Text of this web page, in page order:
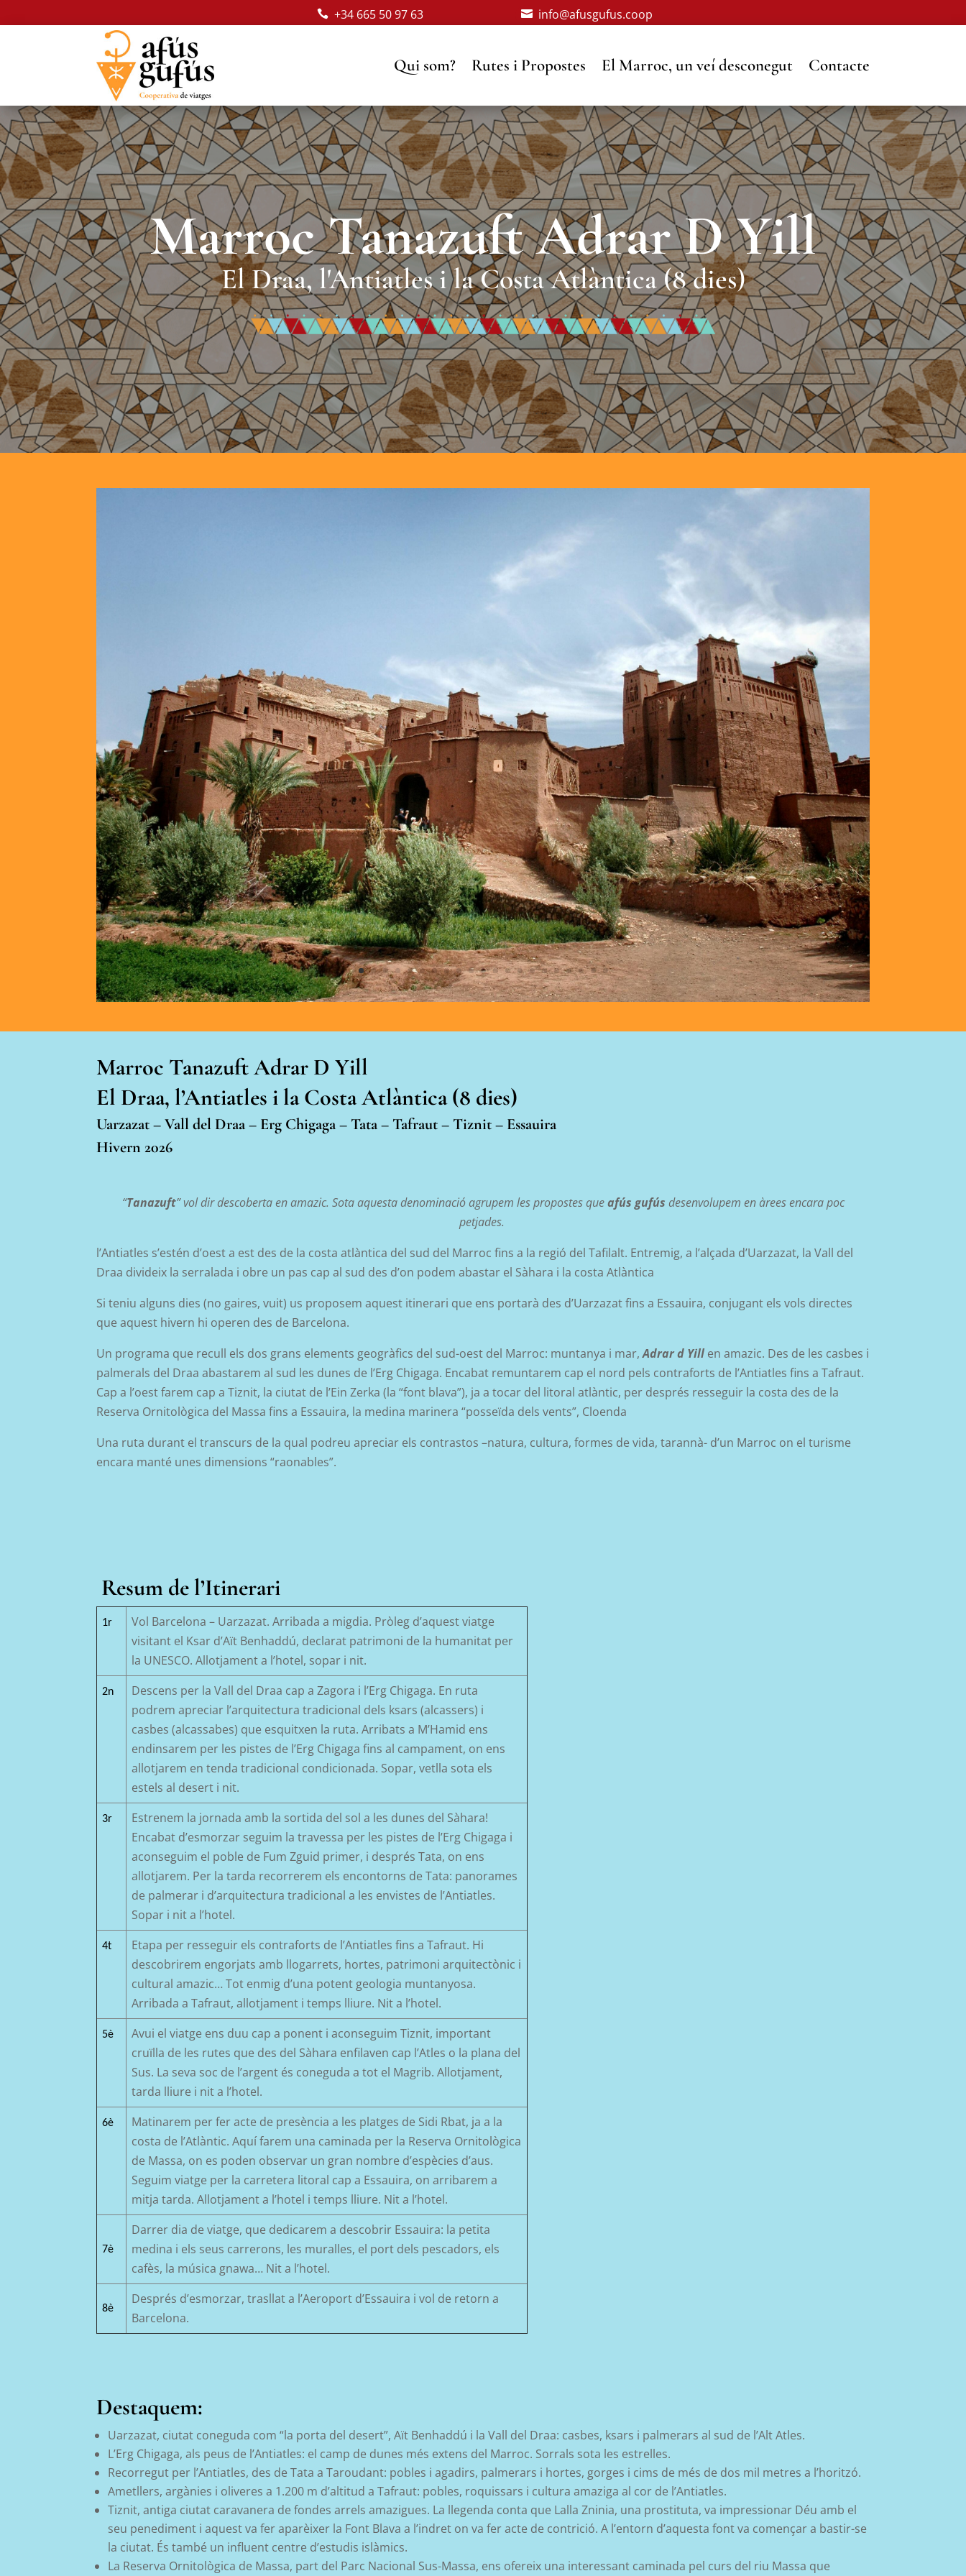
 +34 665 50 97 63  info@afusgufus.coop
Qui som? Rutes i Propostes El Marroc, un veí desconegut Contacte
Marroc Tanazuft Adrar D Yill
El Draa, l'Antiatles i la Costa Atlàntica (8 dies)
Marroc Tanazuft Adrar D Yill
El Draa, l’Antiatles i la Costa Atlàntica (8 dies)
Uarzazat –Vall delDraa– Erg Chigaga – Tata – Tafraut– Tiznit – Essauira
Hivern 2026
“Tanazuft” vol dir descoberta en amazic. Sota aquesta denominació agrupem les propostes queafús gufús desenvolupem en àrees encara poc
petjades.
l’Antiatles s’estén d’oest a est des de la costa atlàntica del sud del Marroc fins a la regió del Tafilalt. Entremig, a l’alçada d’Uarzazat, la Vall del
Draa divideix la serralada i obre un pas cap al sud des d’on podem abastar el Sàhara i la costa Atlàntica
Si teniu alguns dies (no gaires, vuit) us proposem aquest itinerari que ens portarà des d’Uarzazat fins a Essauira, conjugant els vols directes
que aquest hivern hi operen des de Barcelona.
Un programa que recull els dos grans elements geogràfics del sud-oest del Marroc: muntanya i mar,Adrar d Yill en amazic. Des de les casbes i
palmerals del Draa abastarem al sud les dunes de l’Erg Chigaga. Encabat remuntarem cap el nord pels contraforts de l’Antiatles fins a Tafraut.
Cap a l’oest farem cap a Tiznit, la ciutat de l’Ein Zerka (la “font blava”), ja a tocar del litoral atlàntic, per després resseguir la costa des de la
Reserva Ornitològica del Massa fins a Essauira, la medina marinera “posseïda dels vents”, Cloenda
Una ruta durant el transcurs de la qual podreu apreciar els contrastos –natura, cultura, formes de vida, tarannà- d’un Marroc on el turisme
encara manté unes dimensions “raonables”.
Resum de l’Itinerari
1r
Vol Barcelona – Uarzazat. Arribada a migdia. Pròleg d’aquest viatge
visitant el Ksar d’Aït Benhaddú, declarat patrimoni de la humanitat per
la UNESCO. Allotjament a l’hotel, sopar i nit.
2n Descens per la Vall del Draa cap aZagora i l’Erg Chigaga. En ruta
podrem apreciar l’arquitectura tradicional dels ksars (alcassers) i
casbes (alcassabes) que esquitxen la ruta. Arribats a M’Hamid ens
endinsarem per les pistes de l’Erg Chigaga fins al campament, on ens
allotjarem en tenda tradicional condicionada. Sopar, vetlla sota els
estels al desert i nit.
3r
Estrenem la jornada amb la sortida del sol a les dunes del Sàhara!
Encabat d’esmorzar seguim la travessa per les pistes de l’Erg Chigaga i
aconseguim el poble de FumZguid primer, i desprésTata, on ens
allotjarem. Per la tarda recorrerem els encontorns deTata: panorames
de palmerar i d’arquitectura tradicional a les envistes de l’Antiatles.
Sopar i nit a l’hotel.
4t Etapa per resseguir els contraforts de l’Antiatles fins a Tafraut. Hi
descobrirem engorjats amb llogarrets, hortes, patrimoni arquitectònic i
cultural amazic… Tot enmig d’una potent geologia muntanyosa.
Arribada aTafraut, allotjament i temps lliure. Nit a l’hotel.
5è Avui el viatge ens duu cap a ponent i aconseguimTiznit, important
cruïlla de les rutes que des del Sàhara enfilaven cap l’Atles o la plana del
Sus. La seva soc de l’argent és coneguda a tot el Magrib. Allotjament,
tarda lliure i nit a l’hotel.
6è Matinarem per fer acte de presència a les platges de Sidi Rbat, ja a la
costa de l’Atlàntic. Aquí farem una caminada per la Reserva Ornitològica
de Massa, on es poden observar un gran nombre d’espècies d’aus.
Seguim viatge per la carretera litoral cap a Essauira, on arribarem a
mitja tarda. Allotjament a l’hotel i temps lliure. Nit a l’hotel.
7è
Darrer dia de viatge, que dedicarem a descobrir Essauira: la petita
medina i els seus carrerons, les muralles, el port dels pescadors, els
cafès, la música gnawa… Nit a l’hotel.
8è
Després d’esmorzar, trasllat a l’Aeroport d’Essauira i vol de retorn a
Barcelona.
Destaquem:
Uarzazat, ciutat coneguda com “la porta del desert”, Aït Benhaddú i la Vall del Draa: casbes, ksars i palmerars al sud de l’Alt Atles.
L’Erg Chigaga, als peus de l’Antiatles: el camp de dunes més extens del Marroc. Sorrals sota les estrelles.
Recorregut per l’Antiatles, des de Tata a Taroudant: pobles i agadirs, palmerars i hortes, gorges i cims de més de dos mil metres a l’horitzó.
Ametllers, argànies i oliveres a 1.200 m d’altitud a Tafraut: pobles, roquissars i cultura amaziga al cor de l’Antiatles.
Tiznit, antiga ciutat caravanera de fondes arrels amazigues. La llegenda conta que Lalla Zninia, una prostituta, va impressionar Déu amb el
seu penediment i aquest va fer aparèixer la Font Blava a l’indret on va fer acte de contrició. A l’entorn d’aquesta font va començar a bastir-se
la ciutat. És també un influent centre d’estudis islàmics.
La Reserva Ornitològica de Massa, part del Parc Nacional Sus-Massa, ens ofereix una interessant caminada pel curs del riu Massa que